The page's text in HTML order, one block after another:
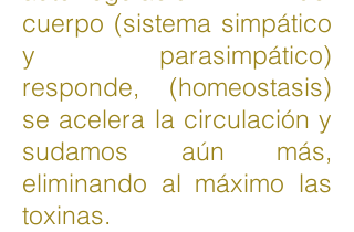
cuerpo (sistema simpático
y parasimpático)
responde, (homeostasis)
se acelera la circulación y
sudamos aún más,
eliminando al máximo las
toxinas.